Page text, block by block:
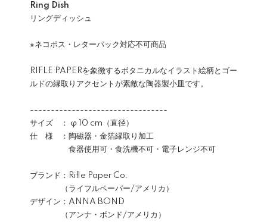
Ring Dish
リングディッシュ
※ネコポス・レターパック対応不可商品
RIFLE PAPERを象徴するボタニカルなイラスト絵柄とゴー
ルドの縁取りアクセントが素敵な陶器製小皿です。
---------------------------------
サイズ ： φ 10 cm（直径）
仕 様 ：陶磁器・金箔縁取り加工
食器使用可・食洗機不可・電子レンジ不可
ブランド：Rifle Paper Co.
（ライフルペーパー/アメリカ）
デザイン：ANNA BOND
（アンナ・ボンド/アメリカ）